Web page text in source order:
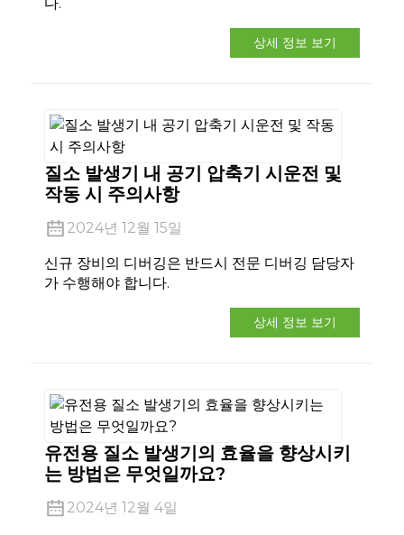
상세 정보 보기
질소 발생기 내 공기 압축기 시운전 및
작동 시 주의사항
2024년 12월 15일
신규 장비의 디버깅은 반드시 전문 디버깅 담당자
가 수행해야 합니다.
상세 정보 보기
유전용 질소 발생기의 효율을 향상시키
는 방법은 무엇일까요?
2024년 12월 4일